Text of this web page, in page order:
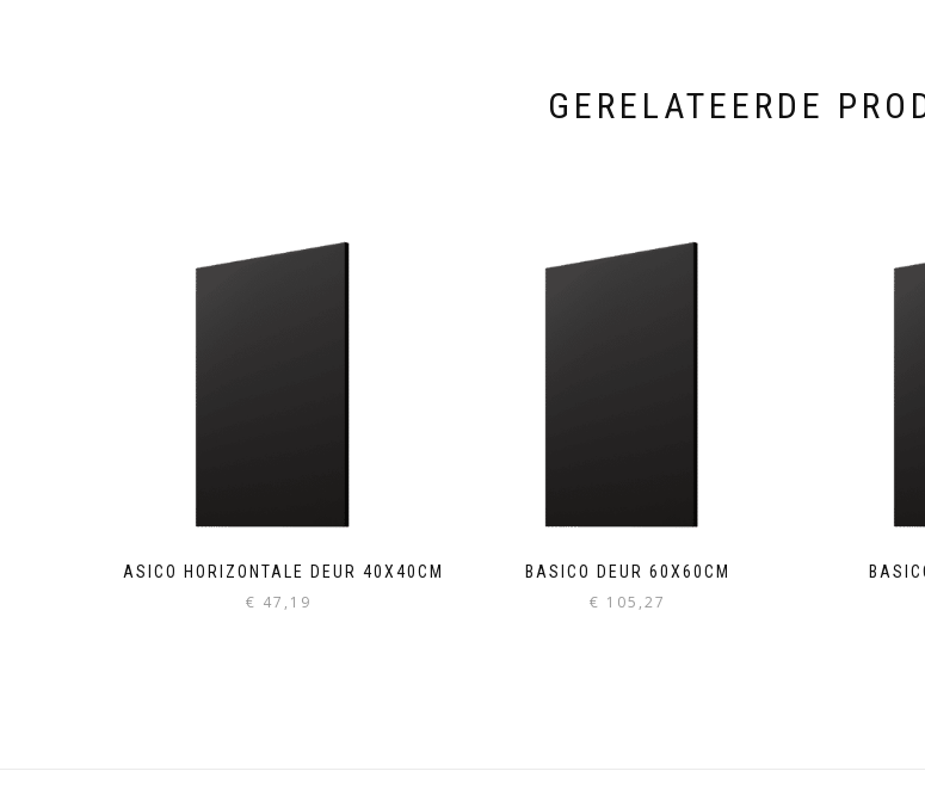
GERELATEERDE
BASICO HORIZONTALE DEUR 40X40CM
€ 47,19
BASICO DEUR 60X60CM
€ 105,27